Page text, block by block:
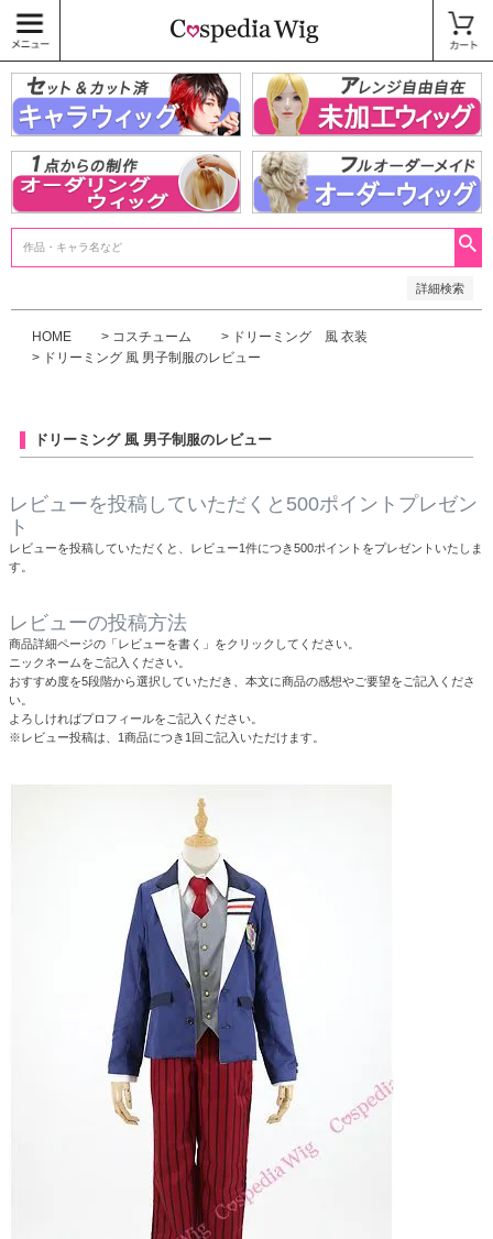
詳細検索
〜
商品タグ
キャラウィッグ
未加工ウィッグ
ベースウィッグ
衣装
SALE中
HOME コスチューム
ドリーミング 風 衣装
ドリーミング 風 男子制服のレビュー
ドリーミング 風 男子制服のレビュー
レビューを投稿していただくと500ポイントプレゼン
ト
レビューを投稿していただくと、レビュー1件につき500ポイントをプレゼントいたしま
す。
レビューの投稿方法
商品詳細ページの「レビューを書く」をクリックしてください。
ニックネームをご記入ください。
おすすめ度を5段階から選択していただき、本文に商品の感想やご要望をご記入くださ
い。
よろしければプロフィールをご記入ください。
※レビュー投稿は、1商品につき1回ご記入いただけます。